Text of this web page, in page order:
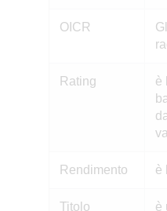
OICR
Rating
è
Rendimento è
Titolo
è